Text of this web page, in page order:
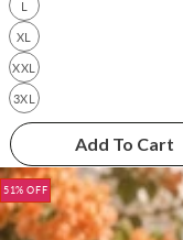
L
XL
XXL
3XL
Add To Cart
51% OFF